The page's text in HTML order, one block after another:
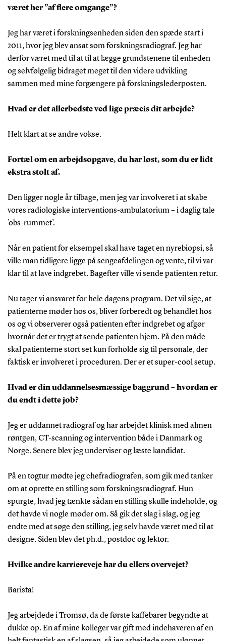
været her ”af flere omgange”?
Jeg har været i forskningsenheden siden den spæde start i
2011, hvor jeg blev ansat som forskningsradiograf. Jeg har
derfor været med til at til at lægge grundstenene til enheden
og selvfølgelig bidraget meget til den videre udvikling
sammen med mine forgængere på forskningslederposten.
Hvad er det allerbedste ved lige præcis dit arbejde?
Helt klart at se andre vokse.
Fortæl om en arbejdsopgave, du har løst, som du er lidt
ekstra stolt af.
Den ligger nogle år tilbage, men jeg var involveret i at skabe
vores radiologiske interventions-ambulatorium – i daglig tale
’obs-rummet’.
Når en patient for eksempel skal have taget en nyrebiopsi, så
ville man tidligere ligge på sengeafdelingen og vente, til vi var
klar til at lave indgrebet. Bagefter ville vi sende patienten retur.
Nu tager vi ansvaret for hele dagens program. Det vil sige, at
patienterne møder hos os, bliver forberedt og behandlet hos
os og vi observerer også patienten efter indgrebet og afgør
hvornår det er trygt at sende patienten hjem. På den måde
skal patienterne stort set kun forholde sig til personale, der
faktisk er involveret i proceduren. Der er et super-cool setup.
Hvad er din uddannelsesmæssige baggrund – hvordan er
du endt i dette job?
Jeg er uddannet radiograf og har arbejdet klinisk med almen
røntgen, CT-scanning og intervention både i Danmark og
Norge. Senere blev jeg underviser og læste kandidat.
På en togtur mødte jeg chefradiografen, som gik med tanker
om at oprette en stilling som forskningsradiograf. Hun
spurgte, hvad jeg tænkte sådan en stilling skulle indeholde, og
det havde vi nogle møder om. Så gik det slag i slag, og jeg
endte med at søge den stilling, jeg selv havde været med til at
designe. Siden blev det ph.d., postdoc og lektor.
Hvilke andre karriereveje har du ellers overvejet?
Barista!
Jeg arbejdede i Tromsø, da de første kaffebarer begyndte at
dukke op. En af mine kolleger var gift med indehaveren af en